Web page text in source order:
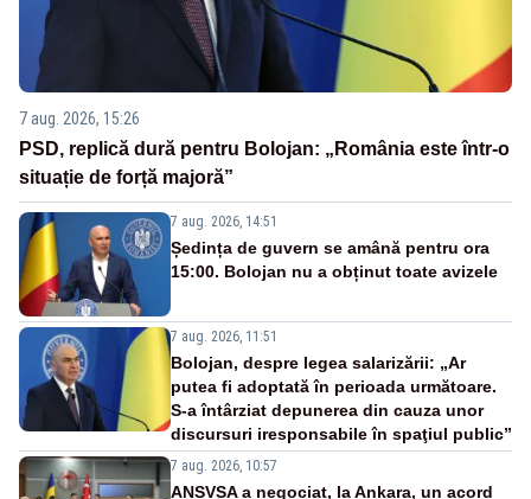
7 aug. 2026, 15:26
PSD, replică dură pentru Bolojan: „România este într-o
situație de forță majoră”
7 aug. 2026, 14:51
Ședința de guvern se amână pentru ora
15:00. Bolojan nu a obținut toate avizele
7 aug. 2026, 11:51
Bolojan, despre legea salarizării: „Ar
putea fi adoptată în perioada următoare.
S-a întârziat depunerea din cauza unor
discursuri iresponsabile în spaţiul public”
7 aug. 2026, 10:57
ANSVSA a negociat, la Ankara, un acord